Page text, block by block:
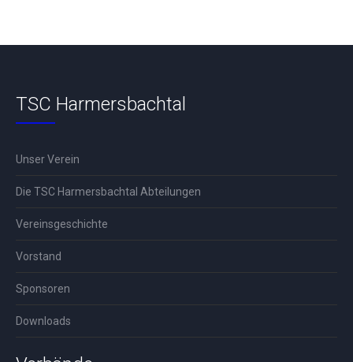
TSC Harmersbachtal
Unser Verein
Die TSC Harmersbachtal Abteilungen
Vereinsgeschichte
Vorstand
Sponsoren
Downloads